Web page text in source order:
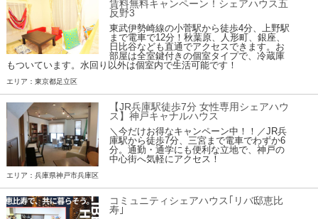
賃料無料キャンペーン！シェアハウス五
反野3
東武伊勢崎線の小菅駅から徒歩4分、上野駅
まで電車で12分！秋葉原、人形町、銀座、
日比谷なども直通でアクセスできます。お
部屋は全室鍵付きの個室タイプで、冷蔵庫
もついています。水回り以外は個室内で生活可能です！
エリア：東京都足立区
【JR兵庫駅徒歩7分 女性専用シェアハウ
ス】神戸キャナルハウス
＼今だけお得なキャンペーン中！！／JR兵
庫駅から徒歩7分、三宮まで電車でわずか6
分。通勤・通学にも便利な立地で、神戸の
中心街へ気軽にアクセス！
エリア：兵庫県神戸市兵庫区
コミュニティシェアハウス｢リバ邸恵比
寿｣